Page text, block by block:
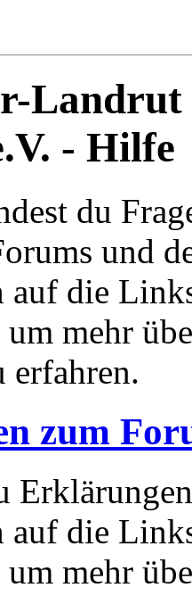
- Hilfe
du
und
die
mehr
erfahren.
zum
die
mehr